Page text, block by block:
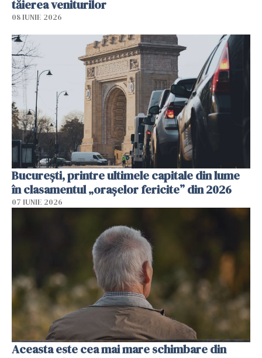
tăierea veniturilor
08 IUNIE 2026
București, printre ultimele capitale din lume
în clasamentul „orașelor fericite” din 2026
07 IUNIE 2026
Aceasta este cea mai mare schimbare din